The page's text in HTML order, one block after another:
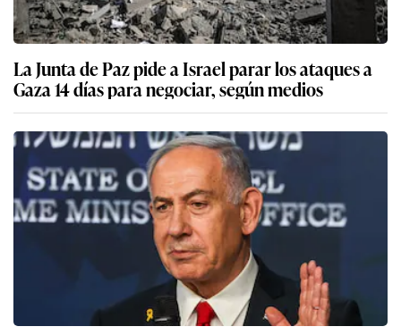
La Junta de Paz pide a Israel parar los ataques a
Gaza 14 días para negociar, según medios